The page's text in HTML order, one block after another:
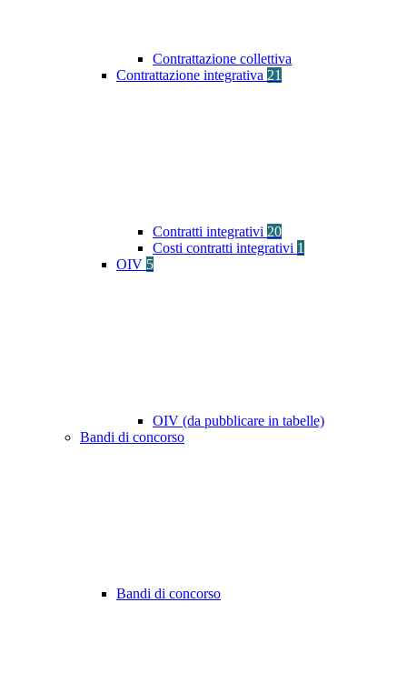
Contrattazione collettiva
Contrattazione integrativa 21
Contratti integrativi 20
Costi contratti integrativi 1
OIV 5
OIV (da pubblicare in tabelle)
Bandi di concorso
Bandi di concorso